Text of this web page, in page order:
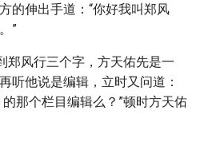
的伸出手道：“你好我叫郑风
”
郑风行三个字，方天佑先是一
听他说是编辑，立时又问道：
那个栏目编辑么？”顿时方天佑